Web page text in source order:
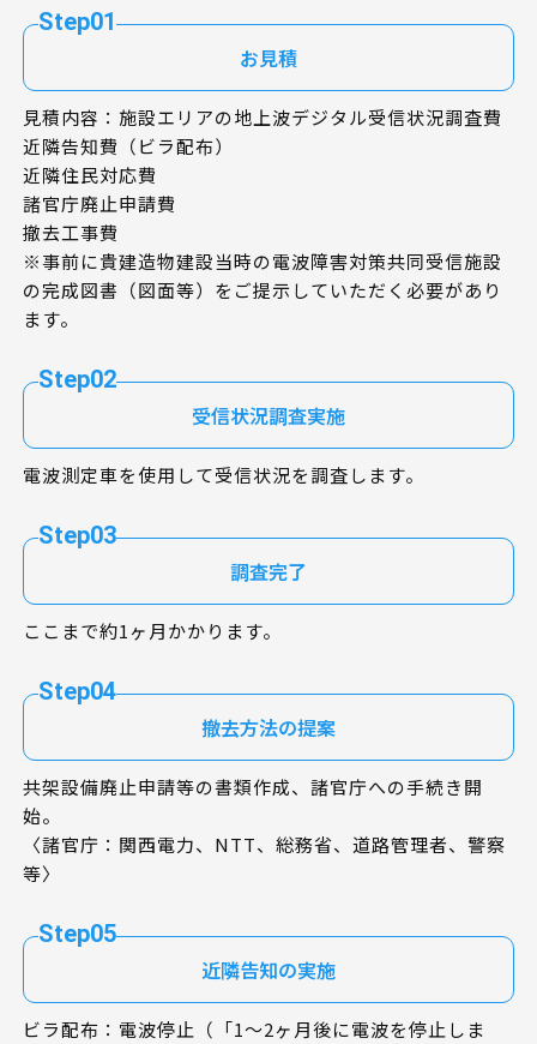
Step01
お見積
見積内容：施設エリアの地上波デジタル受信状況調査費
近隣告知費（ビラ配布）
近隣住民対応費
諸官庁廃止申請費
撤去工事費
※事前に貴建造物建設当時の電波障害対策共同受信施設
の完成図書（図面等）をご提示していただく必要があり
ます。
Step02
受信状況調査実施
電波測定車を使用して受信状況を調査します。
Step03
調査完了
ここまで約1ヶ月かかります。
Step04
撤去方法の提案
共架設備廃止申請等の書類作成、諸官庁への手続き開
始。
〈諸官庁：関西電力、NTT、総務省、道路管理者、警察
等〉
Step05
近隣告知の実施
ビラ配布：電波停止（「1～2ヶ月後に電波を停止しま